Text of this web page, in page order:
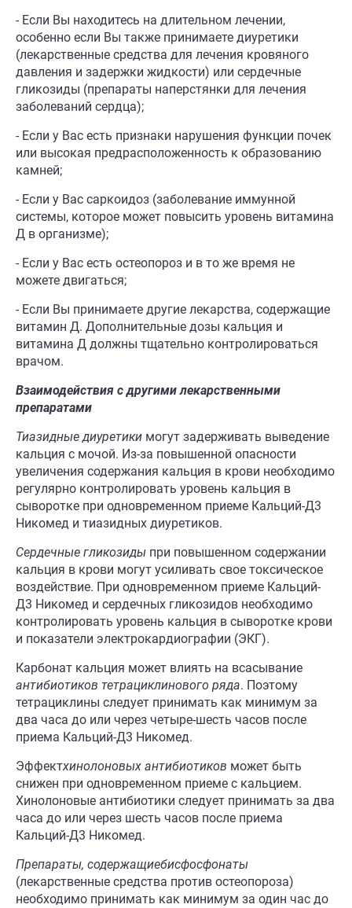
- Если Вы находитесь на длительном лечении,
особенно если Вы также принимаете диуретики
(лекарственные средства для лечения кровяного
давления и задержки жидкости) или сердечные
гликозиды (препараты наперстянки для лечения
заболеваний сердца);
- Если у Вас есть признаки нарушения функции почек
или высокая предрасположенность к образованию
камней;
- Если у Вас саркоидоз (заболевание иммунной
системы, которое может повысить уровень витамина
Д в организме);
- Если у Вас есть остеопороз и в то же время не
можете двигаться;
- Если Вы принимаете другие лекарства, содержащие
витамин Д. Дополнительные дозы кальция и
витамина Д должны тщательно контролироваться
врачом.
Взаимодействия с другими лекарственными
препаратами
Тиазидныедиуретики могут задерживать выведение
кальция с мочой. Из-за повышенной опасности
увеличения содержания кальция в крови необходимо
регулярно контролировать уровень кальция в
сыворотке при одновременном приеме Кальций-Д3
Никомед и тиазидных диуретиков.
Сердечные гликозиды при повышенном содержании
кальция в крови могут усиливать свое токсическое
воздействие. При одновременном приеме Кальций-
Д3 Никомед и сердечных гликозидов необходимо
контролировать уровень кальция в сыворотке крови
и показатели электрокардиографии (ЭКГ).
Карбонат кальция может влиять на всасывание
антибиотиков тетрациклинового ряда. Поэтому
тетрациклины следует принимать как минимум за
два часа до или через четыре-шесть часов после
приема Кальций-Д3 Никомед.
Эффектхинолоновых антибиотиков может быть
снижен при одновременном приеме с кальцием.
Хинолоновые антибиотики следует принимать за два
часа до или через шесть часов после приема
Кальций-Д3 Никомед.
Препараты, содержащиебисфосфонаты
(лекарственные средства против остеопороза)
необходимо принимать как минимум за один час до